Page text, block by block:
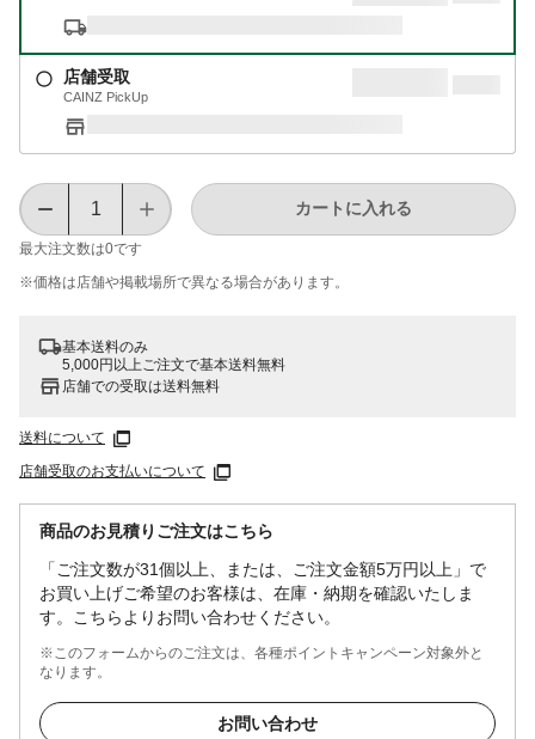
店舗受取
CAINZ PickUp
最大注文数は0です
カートに入れる
※価格は​店舗や​掲載場所で​異なる​場合が​あります。
基本送料のみ
5,000円以上ご注文で基本送料無料
店舗での受取は送料無料
送料について
店舗受取のお支払いについて
商品のお見積りご注文はこちら
「ご注文数が31個以上、または、ご注文金額5万円以上」で
お買い上げご希望のお客様は、在庫・納期を確認いたしま
す。こちらよりお問い合わせください。
※このフォームからのご注文は、各種ポイントキャンペーン対象外と
なります。
お問い合わせ